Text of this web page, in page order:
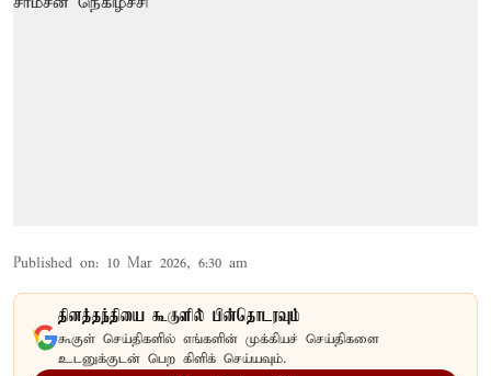
Published on: 10 Mar 2026, 6:30 am
தினத்தந்தியை கூகுளில் பின்தொடரவும்
கூகுள் செய்திகளில் எங்களின் முக்கியச் செய்திகளை
உடனுக்குடன் பெற கிளிக் செய்யவும்.